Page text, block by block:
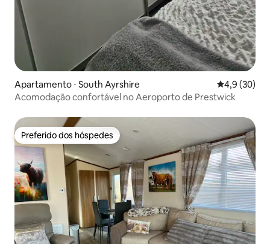
Apartamento ⋅ South Ayrshire 4,9 de uma
4,9 (30)
Acomodação confortável no Aeroporto de Prestwick
Preferido dos hóspedes
Preferido dos hóspedes